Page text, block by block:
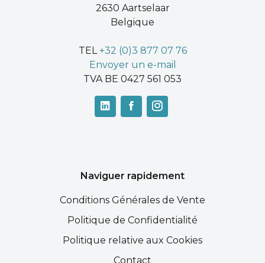
2630 Aartselaar
Belgique
TEL+32 (0)3 877 07 76
Envoyer un e-mail
TVA BE 0427 561 053
Naviguer rapidement
Conditions Générales de Vente
Politique de Confidentialité
Politique relative aux Cookies
Contact